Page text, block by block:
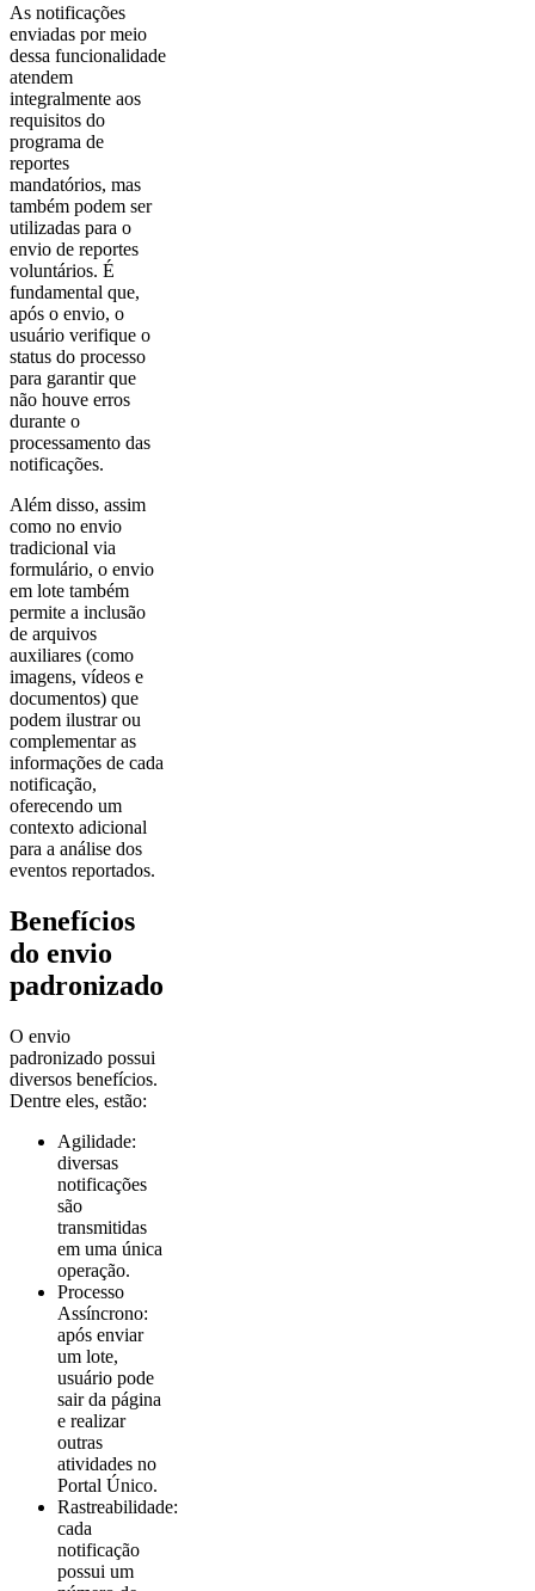
As notificações
enviadas por meio
dessa funcionalidade
atendem
integralmente aos
requisitos do
programa de
reportes
mandatórios, mas
também podem ser
utilizadas para o
envio de reportes
voluntários. É
fundamental que,
após o envio, o
usuário verifique o
status do processo
para garantir que
não houve erros
durante o
processamento das
notificações.
Além disso, assim
como no envio
tradicional via
formulário, o envio
em lote também
permite a inclusão
de arquivos
auxiliares (como
imagens, vídeos e
documentos) que
podem ilustrar ou
complementar as
informações de cada
notificação,
oferecendo um
contexto adicional
para a análise dos
eventos reportados.
Benefícios
do envio
padronizado
O envio
padronizado possui
diversos benefícios.
Dentre eles, estão:
Agilidade:
diversas
notificações
são
transmitidas
em uma única
operação.
Processo
Assíncrono:
após enviar
um lote,
usuário pode
sair da página
e realizar
outras
atividades no
Portal Único.
Rastreabilidade:
cada
notificação
possui um